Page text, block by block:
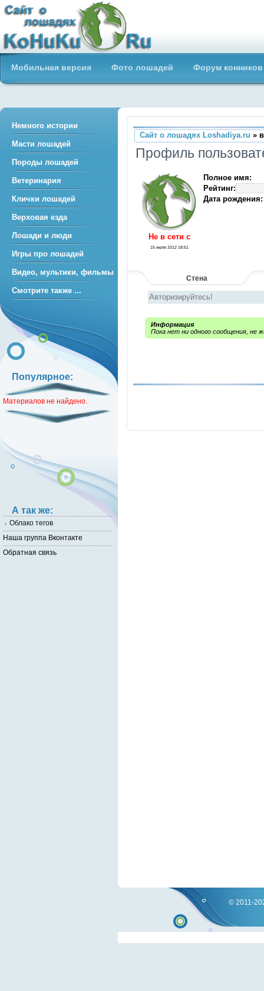
Сайт о лошадях loshadiya.ru
Приветствуем всех любителей
лошадей и конного спорта!
Мобильная версия Фото лошадей Форум конников
Сайт о лошадях Loshadiya.ru »
Профиль
Не в сети c
15 июля 2012 18:51
Полное имя:
Рейтинг:
Дата рождения:
Стена
Информация
Пока нет ни одного сообщения, не
Немного истории
Масти лошадей
Породы лошадей
Ветеринария
Клички лошадей
Верховая езда
Лошади и люди
Игры про лошадей
Видео, мультики, фильмы
Смотрите также ...
Популярное:
Материалов не найдено.
А так же:
Облако тегов
Наша группа Вконтакте
Обратная связь
© 2011-